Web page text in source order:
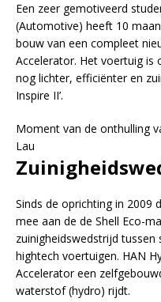
Een zeer gemotiveerd
(Automotive) heeft 10
bouw van een compleet
Accelerator. Het voertuig is
nog lichter, efficiënter en
Inspire II’.
Moment van de onthulling
Lau
Sinds de oprichting in 2009
mee aan de de Shell Eco-
zuinigheidswedstrijd
hightech voertuigen. HAN
Accelerator een
waterstof (hydro) rijdt.